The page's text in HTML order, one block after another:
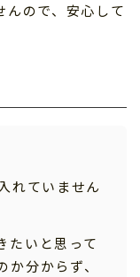
んので、安心して
れていません
たいと思って
分からず、